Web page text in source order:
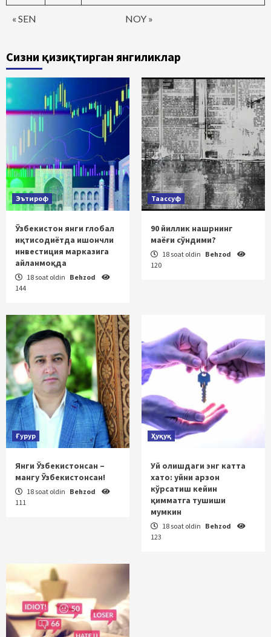
« SEN NOY »
Сизни қизиқтирган янгиликлар
Эътироф
Ўзбекистон янги глобал
иқтисодиётда ишончли
инвестиция марказига
айланмоқда
18 soat oldin Behzod
144
Таассуф
90 йиллик нашрнинг
маёғи сўндими?
18 soat oldin Behzod
120
Ғурур
Янги Ўзбекистонсан –
мангу Ўзбекистонсан!
18 soat oldin Behzod
111
Ҳуқуқ
Уй олишдаги энг катта
хато: уйни арзон
кўрсатиш кейин
қимматга тушиши
мумкин
18 soat oldin Behzod
123